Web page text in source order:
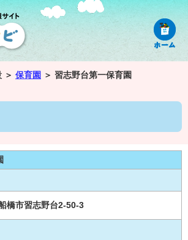
＞ 保育園 ＞ 習志野台第一保育園
橋市習志野台2-50-3